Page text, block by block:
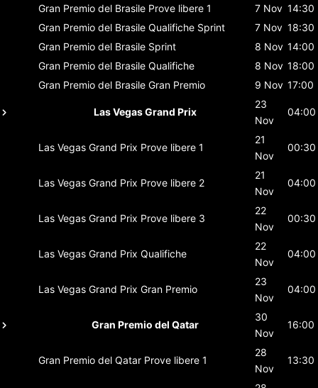
Gran Premio del Brasile Prove libere 1 7 Nov 14:30
Gran Premio del Brasile Qualifiche Sprint 7 Nov 18:30
Gran Premio del Brasile Sprint 8 Nov 14:00
Gran Premio del Brasile Qualifiche 8 Nov 18:00
Gran Premio del Brasile Gran Premio 9 Nov 17:00
Las Vegas Grand Prix
23
Nov
04:00
Las Vegas Grand Prix Prove libere 1
21
Nov
00:30
Las Vegas Grand Prix Prove libere 2
21
Nov
04:00
Las Vegas Grand Prix Prove libere 3
22
Nov
00:30
Las Vegas Grand Prix Qualifiche
22
Nov
04:00
Las Vegas Grand Prix Gran Premio
23
Nov
04:00
Gran Premio del Qatar
30
Nov
16:00
Gran Premio del Qatar Prove libere 1
28
Nov
13:30